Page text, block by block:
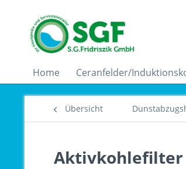
Home Ceranfelder/
Übersicht
Aktivkohlefilter